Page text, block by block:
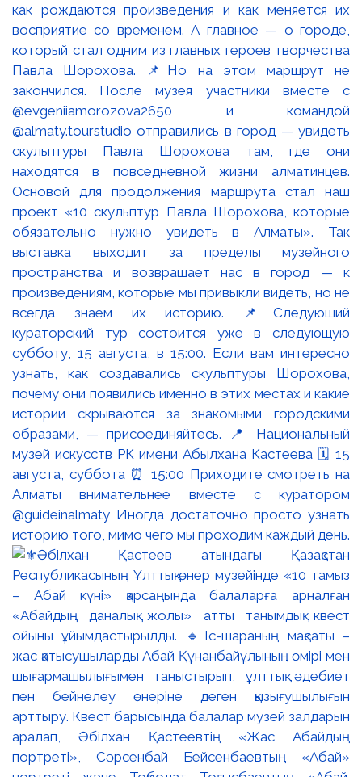
как рождаются произведения и как меняется их
восприятие со временем. А главное — о городе,
который стал одним из главных героев творчества
Павла Шорохова. 📌Но на этом маршрут не
закончился. После музея участники вместе с
@evgeniiamorozova2650 и командой
@almaty.tourstudio отправились в город — увидеть
скульптуры Павла Шорохова там, где они
находятся в повседневной жизни алматинцев.
Основой для продолжения маршрута стал наш
проект «10 скульптур Павла Шорохова, которые
обязательно нужно увидеть в Алматы». Так
выставка выходит за пределы музейного
пространства и возвращает нас в город — к
произведениям, которые мы привыкли видеть, но не
всегда знаем их историю. 📌Следующий
кураторский тур состоится уже в следующую
субботу, 15 августа, в 15:00. Если вам интересно
узнать, как создавались скульптуры Шорохова,
почему они появились именно в этих местах и какие
истории скрываются за знакомыми городскими
образами, — присоединяйтесь. 📍 Национальный
музей искусств РК имени Абылхана Кастеева 🗓 15
августа, суббота ⏰ 15:00 Приходите смотреть на
Алматы внимательнее вместе с куратором
@guideinalmaty Иногда достаточно просто узнать
историю того, мимо чего мы проходим каждый день.